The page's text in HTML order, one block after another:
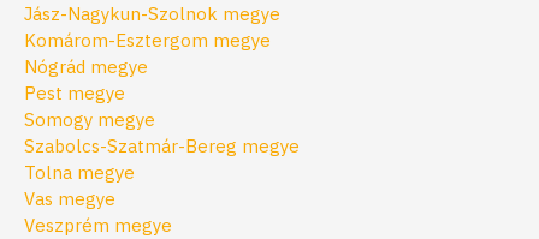
Jász-Nagykun-Szolnok megye
Komárom-Esztergom megye
Nógrád megye
Pest megye
Somogy megye
Szabolcs-Szatmár-Bereg megye
Tolna megye
Vas megye
Veszprém megye